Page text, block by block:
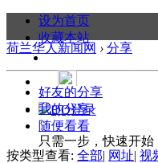
设为首页
收藏本站
只需一步，快速开始
荷兰华人新闻网 › 分享
好友的分享
我的分享
随便看看
按类型查看: 全部| 网址| 视